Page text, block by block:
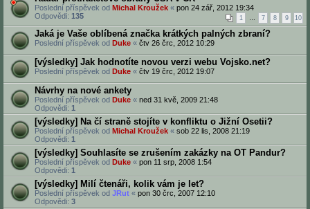
Poslední příspěvek od Michal Kroužek « pon 24 zář, 2012 19:34
Odpovědi: 135 1 … 7 8 9 10
Jaká je Vaše oblíbená značka krátkých palných zbraní?
Poslední příspěvek od Duke « čtv 26 črc, 2012 10:29
[výsledky] Jak hodnotíte novou verzi webu Vojsko.net?
Poslední příspěvek od Duke « čtv 19 črc, 2012 19:07
Návrhy na nové ankety
Poslední příspěvek od Duke « ned 31 kvě, 2009 21:48
Odpovědi: 1
[výsledky] Na čí straně stojíte v konfliktu o Jižní Osetii?
Poslední příspěvek od Michal Kroužek « sob 22 lis, 2008 21:19
Odpovědi: 1
[výsledky] Souhlasíte se zrušením zakázky na OT Pandur?
Poslední příspěvek od Duke « pon 11 srp, 2008 1:54
Odpovědi: 1
[výsledky] Milí čtenáři, kolik vám je let?
Poslední příspěvek od JRut « pon 30 črc, 2007 12:10
Odpovědi: 3